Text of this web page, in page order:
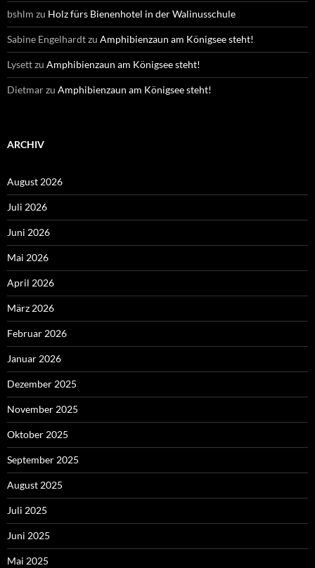
bshlm zu Holz fürs Bienenhotel in der Walinusschule
Sabine Engelhardtzu Amphibienzaun am Königsee steht!
Lysettzu Amphibienzaun am Königsee steht!
Dietmarzu Amphibienzaun am Königsee steht!
ARCHIV
August 2026
Juli 2026
Juni 2026
Mai 2026
April 2026
März 2026
Februar 2026
Januar 2026
Dezember 2025
November 2025
Oktober 2025
September 2025
August 2025
Juli 2025
Juni 2025
Mai 2025